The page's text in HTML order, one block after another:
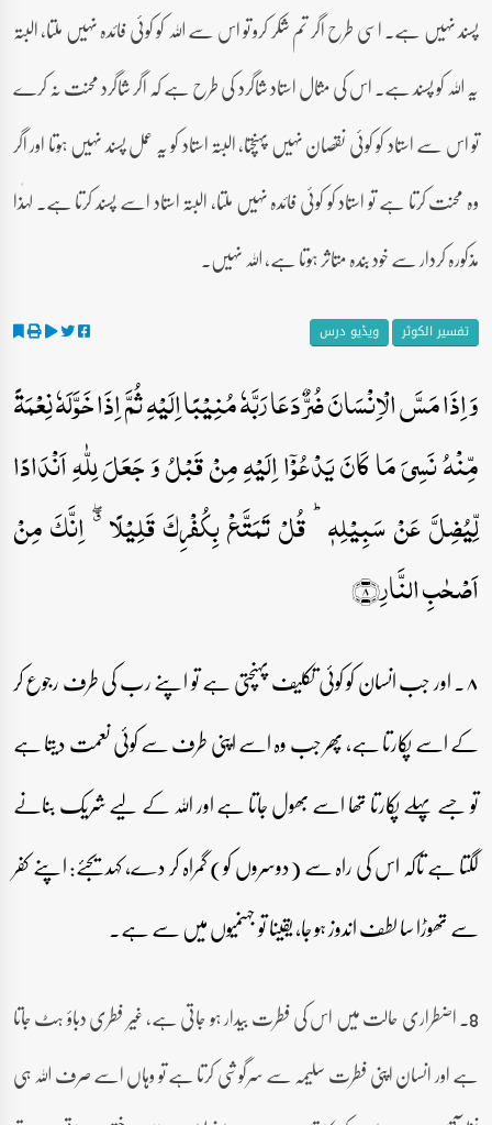
پسند نہیں ہے۔ اسی طرح اگر تم شکر کرو تو اس سے اللہ کو کوئی فائدہ نہیں ملتا، البتہ
یہ اللہ کو پسند ہے۔ اس کی مثال استاد شاگرد کی طرح ہے کہ اگر شاگرد محنت نہ کرے
تو اس سے استاد کو کوئی نقصان نہیں پہنچتا، البتہ استاد کو یہ عمل پسند نہیں ہوتا اور اگر
وہ محنت کرتا ہے تو استاد کو کوئی فائدہ نہیں ملتا، البتہ استاد اسے پسند کرتا ہے۔ لہٰذا
مذکورہ کردار سے خود بندہ متاثر ہوتا ہے، اللہ نہیں۔
تفسیر الکوثر ویڈیو درس
وَ اِذَا مَسَّ الۡاِنۡسَانَ ضُرٌّ دَعَا رَبَّہٗ مُنِیۡبًا اِلَیۡہِ ثُمَّ اِذَا خَوَّلَہٗ نِعۡمَۃً
مِّنۡہُ نَسِیَ مَا کَانَ یَدۡعُوۡۤا اِلَیۡہِ مِنۡ قَبۡلُ وَ جَعَلَ لِلّٰہِ اَنۡدَادًا
لِّیُضِلَّ عَنۡ سَبِیۡلِہٖ ؕ قُلۡ تَمَتَّعۡ بِکُفۡرِکَ قَلِیۡلًا ٭ۖ اِنَّکَ مِنۡ
اَصۡحٰبِ النَّارِ﴿۸﴾
۸۔ اور جب انسان کو کوئی تکلیف پہنچتی ہے تو اپنے رب کی طرف رجوع کر
کے اسے پکارتا ہے، پھر جب وہ اسے اپنی طرف سے کوئی نعمت دیتا ہے
تو جسے پہلے پکارتا تھا اسے بھول جاتا ہے اور اللہ کے لیے شریک بنانے
لگتا ہے تاکہ اس کی راہ سے (دوسروں کو) گمراہ کر دے، کہدیجئے: اپنے کفر
سے تھوڑا سا لطف اندوز ہو جا، یقینا تو جہنمیوں میں سے ہے۔
8۔ اضطراری حالت میں اس کی فطرت بیدار ہو جاتی ہے، غیر فطری دباؤ ہٹ جاتا
ہے اور انسان اپنی فطرت سلیمہ سے سرگوشی کرتا ہے تو وہاں اسے صرف اللہ ہی